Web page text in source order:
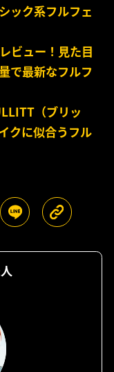
ック系フルフェ
ビュー！見た目
で最新なフルフ
（ブリッ
クに似合うフル